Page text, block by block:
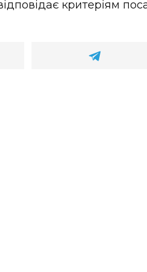
критеріям